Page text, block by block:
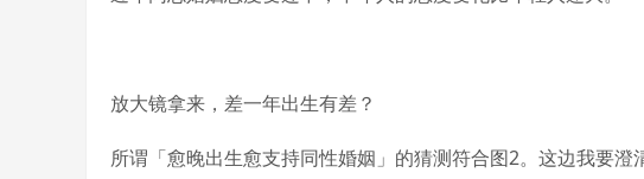
放大镜拿来，差一年出生有差？
所谓「愈晚出生愈支持同性婚姻」的猜测符合图2。这边我要